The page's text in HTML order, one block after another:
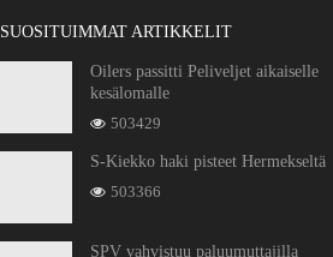
SUOSITUIMMAT ARTIKKELIT
Oilers passitti Peliveljet aikaiselle
kesälomalle
503429
S-Kiekko haki pisteet Hermekseltä
503366
SPV vahvistuu paluumuttajilla